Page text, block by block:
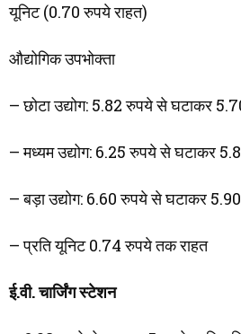
यूनिट (0.70 रुपये राहत)
औद्योगिक उपभोक्ता
– छोटा उद्योग: 5.82 रुपये से घटाकर
– मध्यम उद्योग: 6.25 रुपये से घटाकर
– बड़ा उद्योग: 6.60 रुपये से घटाकर
– प्रति यूनिट 0.74 रुपये तक राहत
ई.वी. चार्जिंग स्टेशन